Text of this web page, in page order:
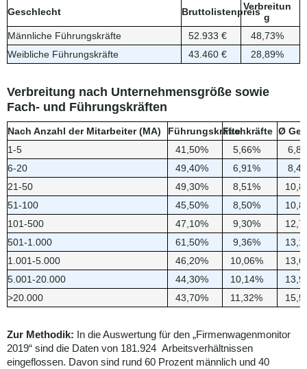
Geschlecht BruttolistenpreisVerbreitun
g
Männliche Führungskräfte
52.933 €
48,73%
Weibliche Führungskräfte
43.460 € 28,89%
Verbreitung nach Unternehmensgröße sowie
Fach- und Führungskräften
Nach Anzahl der Mitarbeiter (MA) FührungskräfteFachkräfte Ø
1-5
41,50% 5,66%
6-20
49,40% 6,91%
21-50
49,30% 8,51%
51-100
45,50% 8,50%
101-500
47,10% 9,30%
501-1.000
61,50% 9,36%
1.001-5.000
46,20% 10,06%
5.001-20.000
44,30% 10,14%
>20.000
43,70% 11,32%
Zur Methodik: In die Auswertung für den „Firmenwagenmonitor
2019“ sind die Daten von 181.924 Arbeitsverhältnissen
eingeflossen. Davon sind rund 60 Prozent männlich und 40